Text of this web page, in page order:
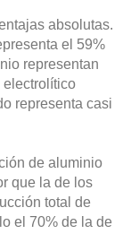
absolutas.
el 59%
representan
electrolítico
representa casi
de aluminio
que la de los
total de
el 70% de la de